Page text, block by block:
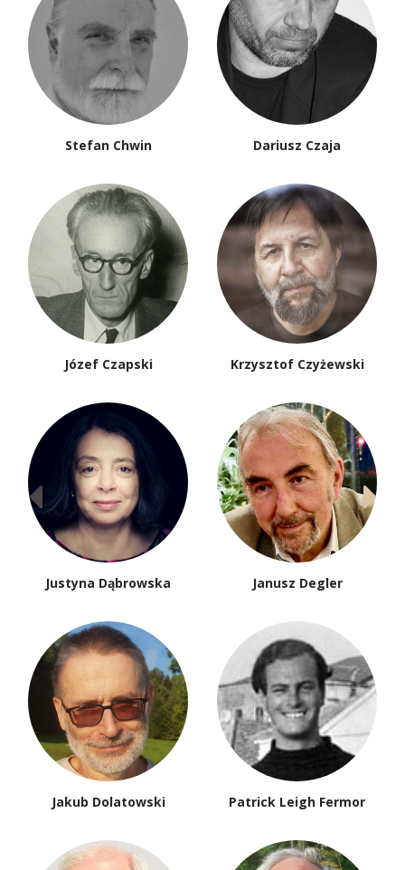
Stefan Chwin Dariusz Czaja
Józef Czapski Krzysztof Czyżewski
Justyna Dąbrowska Janusz Degler
Jakub Dolatowski Patrick Leigh Fermor